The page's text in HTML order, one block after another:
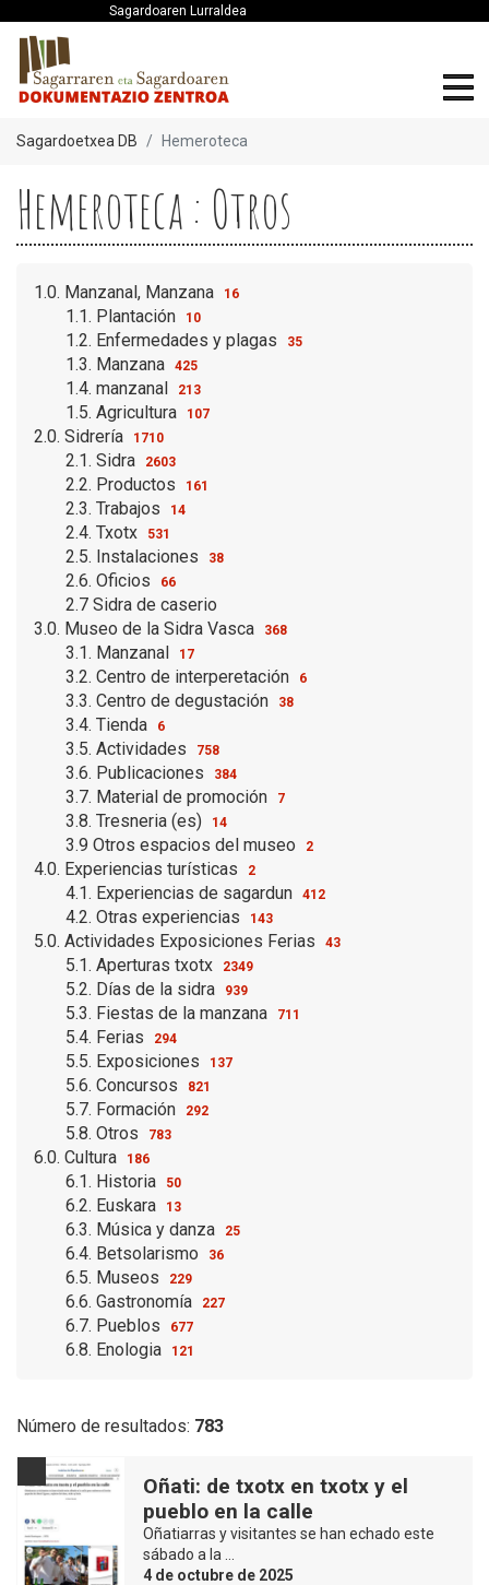
Sagardoaren Lurraldea
Sagardoetxea DB Hemeroteca
Hemeroteca : Otros
1.0. Manzanal, Manzana 16
1.1. Plantación 10
1.2. Enfermedades y plagas 35
1.3. Manzana 425
1.4. manzanal 213
1.5. Agricultura 107
2.0. Sidrería 1710
2.1. Sidra 2603
2.2. Productos 161
2.3. Trabajos 14
2.4. Txotx 531
2.5. Instalaciones 38
2.6. Oficios 66
2.7 Sidra de caserio
3.0. Museo de la Sidra Vasca
368
3.1. Manzanal 17
3.2. Centro de interperetación 6
3.3. Centro de degustación 38
3.4. Tienda 6
3.5. Actividades 758
3.6. Publicaciones 384
3.7. Material de promoción 7
3.8. Tresneria (es) 14
3.9 Otros espacios del museo 2
4.0. Experiencias turísticas 2
4.1. Experiencias de sagardun 412
4.2. Otras experiencias 143
5.0. Actividades Exposiciones Ferias 43
5.1. Aperturas txotx 2349
5.2. Días de la sidra 939
5.3. Fiestas de la manzana 711
5.4. Ferias 294
5.5. Exposiciones 137
5.6. Concursos 821
5.7. Formación 292
5.8. Otros 783
6.0. Cultura 186
6.1. Historia 50
6.2. Euskara 13
6.3. Música y danza 25
6.4. Betsolarismo 36
6.5. Museos 229
6.6. Gastronomía 227
6.7. Pueblos 677
6.8. Enologia 121
Número de resultados: 783
Oñati: de txotx en txotx y el
pueblo en la calle
Oñatiarras y visitantes se han echado este
sábado a la …
4 de octubre de 2025